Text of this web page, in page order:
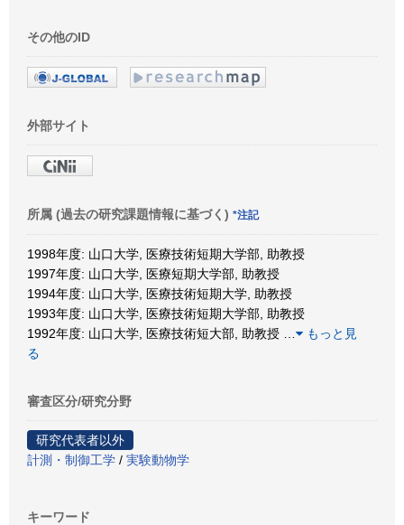
その他のID
外部サイト
所属 (過去の研究課題情報に基づく) *注記
1998年度: 山口大学, 医療技術短期大学部, 助教授
1997年度: 山口大学, 医療短期大学部, 助教授
1994年度: 山口大学, 医療技術短期大学, 助教授
1993年度: 山口大学, 医療技術短期大学部, 助教授
1992年度: 山口大学, 医療技術短大部, 助教授
もっと見
る
審査区分/研究分野
研究代表者以外
計測・制御工学 / 実験動物学
キーワード